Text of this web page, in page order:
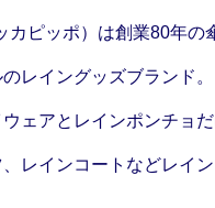
カピッポ）は創業80年の
レイングッズブランド。
ェアとレインポンチョだ
レインコートなどレイ